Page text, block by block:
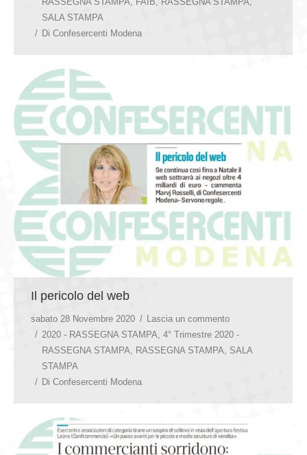
SALA STAMPA
Di Confesercenti Modena
Il pericolo del web
sabato 28 Novembre 2020
Lascia un commento
2020 - RASSEGNA STAMPA, 4° Trimestre 2020 -
RASSEGNA STAMPA, RASSEGNA STAMPA, SALA
STAMPA
Di Confesercenti Modena